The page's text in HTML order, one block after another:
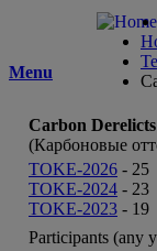
Menu
Carbon Derelicts
(Карбоновые
TOKE-2026 - 25
TOKE-2024 - 23
TOKE-2023 - 19
Participants (any